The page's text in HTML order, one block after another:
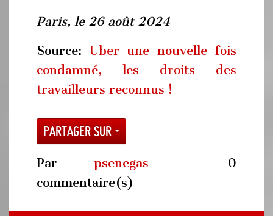
Paris, le 26 août 2024
Source: Uber une nouvelle fois
condamné, les droits des
travailleurs reconnus !
Partager sur
Par psenegas - 0
commentaire(s)